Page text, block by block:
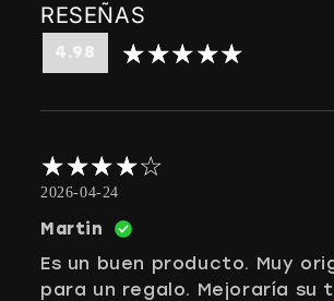
RESEÑAS
4.98
2026-04-24
Martin
Es un buen producto. Muy
para un regalo. Mejoraría su